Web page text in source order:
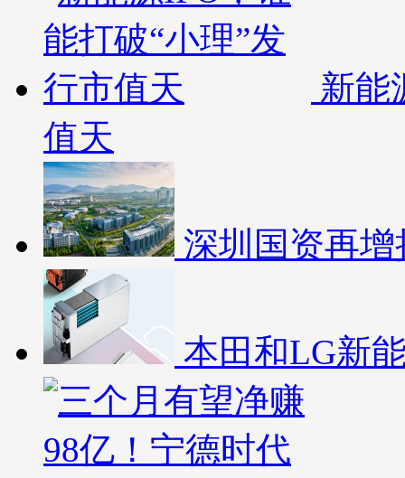
新能
值天
深圳国资再
本田和LG新